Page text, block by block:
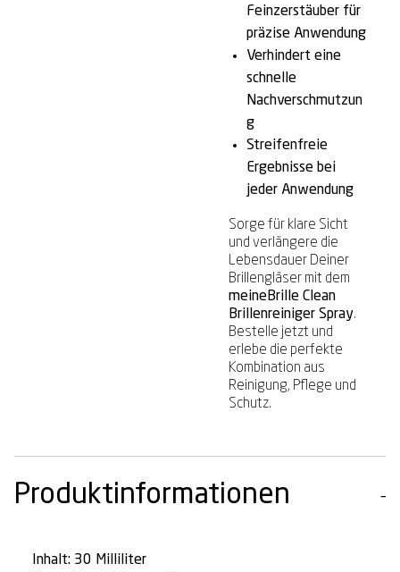
Feinzerstäuber für
präzise Anwendung
Verhindert eine
schnelle
Nachverschmutzun
g
Streifenfreie
Ergebnisse bei
jeder Anwendung
Sorge für klare Sicht
und verlängere die
Lebensdauer Deiner
Brillengläser mit dem
meineBrille Clean
Brillenreiniger Spray.
Bestelle jetzt und
erlebe die perfekte
Kombination aus
Reinigung, Pflege und
Schutz.
Produktinformationen
Inhalt: 30 Milliliter